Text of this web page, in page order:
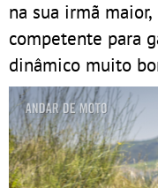
na sua irmã
competente para
dinâmico muito